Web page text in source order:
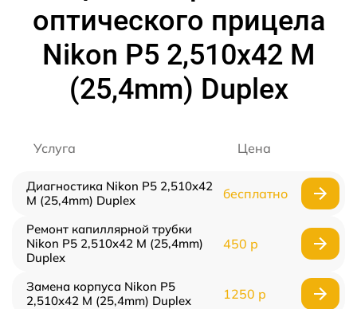
оптического прицела
Nikon P5 2,510x42 M
(25,4mm) Duplex
Услуга Цена
Диагностика Nikon P5 2,510x42
M (25,4mm) Duplex
бесплатно
Ремонт капиллярной трубки
Nikon P5 2,510x42 M (25,4mm)
Duplex
450 р
Замена корпуса Nikon P5
2,510x42 M (25,4mm) Duplex
1250 р